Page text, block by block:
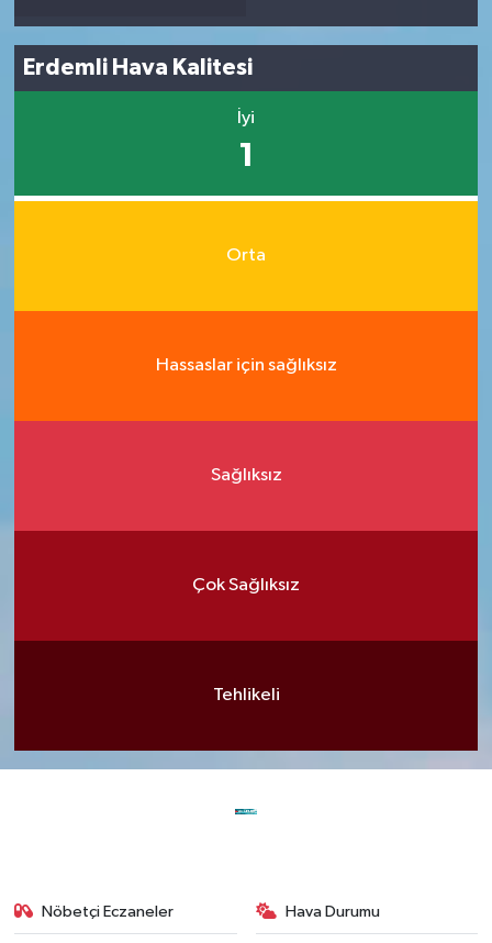
Erdemli Hava Kalitesi
İyi
1
Orta
Hassaslar için sağlıksız
Sağlıksız
Çok Sağlıksız
Tehlikeli
Nöbetçi Eczaneler Hava Durumu